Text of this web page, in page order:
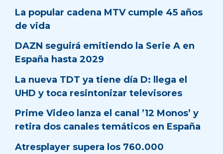
La popular cadena MTV cumple 45 años
de vida
DAZN seguirá emitiendo la Serie A en
España hasta 2029
La nueva TDT ya tiene día D: llega el
UHD y toca resintonizar televisores
Prime Video lanza el canal ’12 Monos’ y
retira dos canales temáticos en España
Atresplayer supera los 760.000